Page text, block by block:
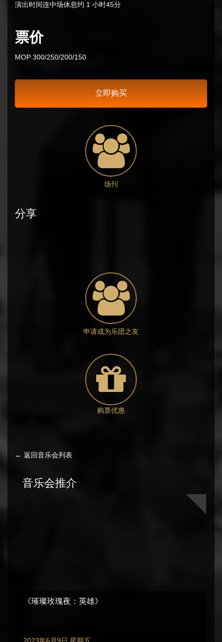
演出时间连中场休息约 1 小时45分
票价
MOP 300/250/200/150
立即购买
场刊
分享
申请成为乐团之友
购票优惠
← 返回音乐会列表
音乐会推介
《璀璨玫瑰夜：英雄》